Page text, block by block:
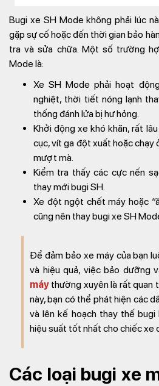
Bugi xe SH Mode không phải lúc
gặp sự cố hoặc đến thời gian bảo
tra và sửa chữa. Một số trường
Mode là:
Xe SH Mode phải hoạt
nghiệt, thời tiết nóng lạnh
thống đánh lửa bị hư hỏng.
Khởi động xe khó khăn, rất
cục, vít ga đột xuất hoặc
mượt mà.
Kiểm tra thấy các cực nến
thay mới bugi SH.
Xe đột ngột chết máy hoặc
cũng nên thay bugi xe SH
Để đảm bảo xe máy của bạn
và hiệu quả, việc bảo dưỡng
máy thường xuyên là rất quan
này, bạn có thể phát hiện các
và lên kế hoạch thay thế
hiệu suất tốt nhất cho chiếc xe
Các loại bugi xe